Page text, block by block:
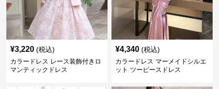
¥3,220 (税込)
カラードレス レース装飾付きロ
マンティックドレス
¥4,340 (税込)
カラードレス マーメイドシルエ
ット ツーピースドレス